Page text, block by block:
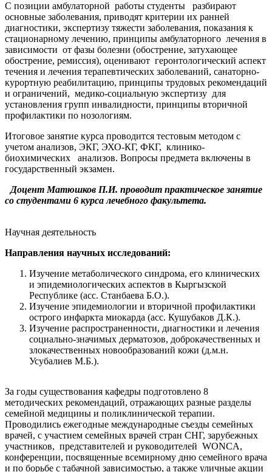
С позиции амбулаторной работы студенты разбирают
основные заболевания, приводят критерии их ранней
диагностики, экспертизу тяжести заболевания, показания к
стационарному лечению, принципы амбулаторного лечения в
зависимости от фазы болезни (обострение, затухающее
обострение, ремиссия), оценивают геронтологический аспект
течения и лечения терапевтических заболеваний, санаторно-
курортную реабилитацию, принципы трудовых рекомендаций
и ограничений, медико-социальную экспертизу для
установления групп инвалидности, принципы вторичной
профилактики по нозологиям.
Итоговое занятие курса проводится тестовым методом с
учетом анализов, ЭКГ, ЭХО-КГ, ФКГ, клинико-
биохимических анализов. Вопросы предмета включены в
государственный экзамен.
Доцент Матюшков П.И. проводит практическое занятие
со студентами 6 курса лечебного факультета.
Научная деятельность
Направления научных исследований:
Изучение метаболического синдрома, его клинических
и эпидемиологических аспектов в Кыргызской
Республике (асс. Станбаева Б.О.).
Изучение эпидемиологии и вторичной профилактики
острого инфаркта миокарда (асс. Кушубаков Д.К.).
Изучение распространенности, диагностики и лечения
социально-значимых дерматозов, доброкачественных и
злокачественных новообразований кожи (д.м.н.
Усубалиев М.Б.).
За годы существования кафедры подготовлено 8
методических рекомендаций, отражающих разные разделы
семейной медицины и поликлинической терапии.
Проводились ежегодные международные съезды семейных
врачей, с участием семейных врачей стран СНГ, зарубежных
участников, представителей и руководителей WONCA,
конференции, посвященные всемирному дню семейного врача
и по борьбе с табачной зависимостью, а также уличные акции